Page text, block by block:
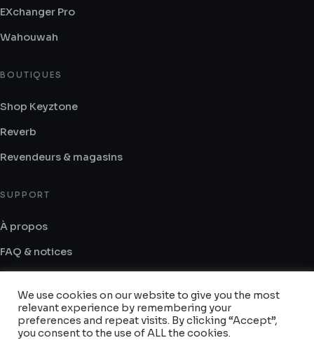
EXchanger Pro
Wahouwah
BOUTIQUES
Shop Keyztone
Reverb
Revendeurs & magasins
SUPPORT
À propos
FAQ & notices
CGV
We use cookies on our website to give you the most
relevant experience by remembering your
preferences and repeat visits. By clicking “Accept”,
you consent to the use of ALL the cookies.